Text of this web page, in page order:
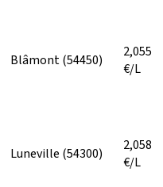
Blâmont(54450)
2,055
€/L
Luneville (54300)
2,058
€/L